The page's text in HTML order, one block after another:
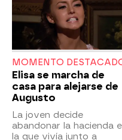
MOMENTO
Elisa se marcha de
casa para alejarse de
Augusto
La joven decide
abandonar la hacienda
la que vivía junto a